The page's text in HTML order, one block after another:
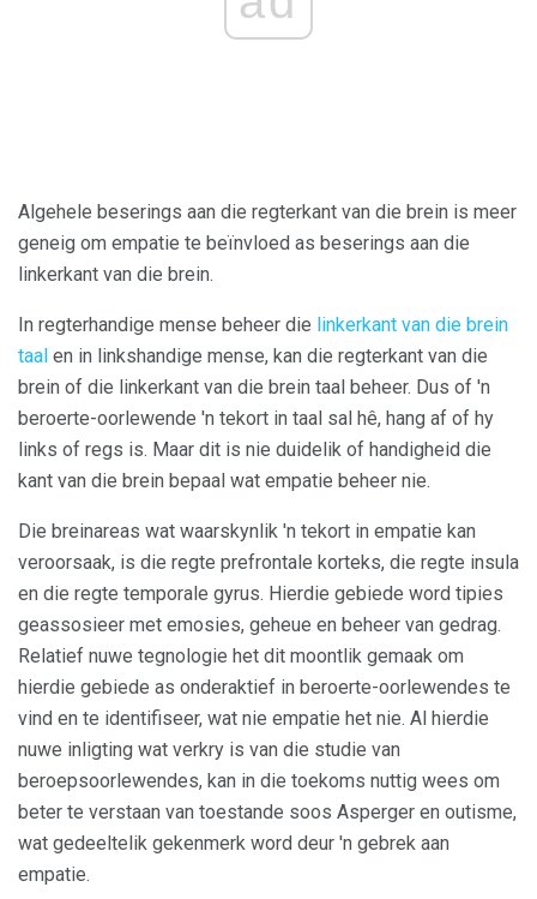
Algehele beserings aan die regterkant van die brein is meer
geneig om empatie te beïnvloed as beserings aan die
linkerkant van die brein.
In regterhandige mense beheer die linkerkant van die brein
taal en in linkshandige mense, kan die regterkant van die
brein of die linkerkant van die brein taal beheer. Dus of 'n
beroerte-oorlewende 'n tekort in taal sal hê, hang af of hy
links of regs is. Maar dit is nie duidelik of handigheid die
kant van die brein bepaal wat empatie beheer nie.
Die breinareas wat waarskynlik 'n tekort in empatie kan
veroorsaak, is die regte prefrontale korteks, die regte insula
en die regte temporale gyrus. Hierdie gebiede word tipies
geassosieer met emosies, geheue en beheer van gedrag.
Relatief nuwe tegnologie het dit moontlik gemaak om
hierdie gebiede as onderaktief in beroerte-oorlewendes te
vind en te identifiseer, wat nie empatie het nie. Al hierdie
nuwe inligting wat verkry is van die studie van
beroepsoorlewendes, kan in die toekoms nuttig wees om
beter te verstaan ​​van toestande soos Asperger en outisme,
wat gedeeltelik gekenmerk word deur 'n gebrek aan
empatie.